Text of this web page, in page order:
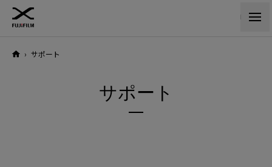
› サポート
サポート